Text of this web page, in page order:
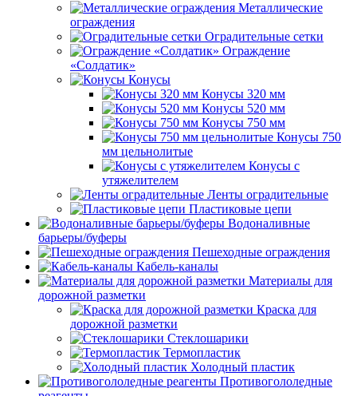
Металлические
ограждения
Оградительные сетки
Ограждение
«Солдатик»
Конусы
Конусы 320 мм
Конусы 520 мм
Конусы 750 мм
Конусы 750
мм цельнолитые
Конусы с
утяжелителем
Ленты оградительные
Пластиковые цепи
Водоналивные
барьеры/буферы
Пешеходные ограждения
Кабель-каналы
Материалы для
дорожной разметки
Краска для
дорожной разметки
Стеклошарики
Термопластик
Холодный пластик
Противогололедные